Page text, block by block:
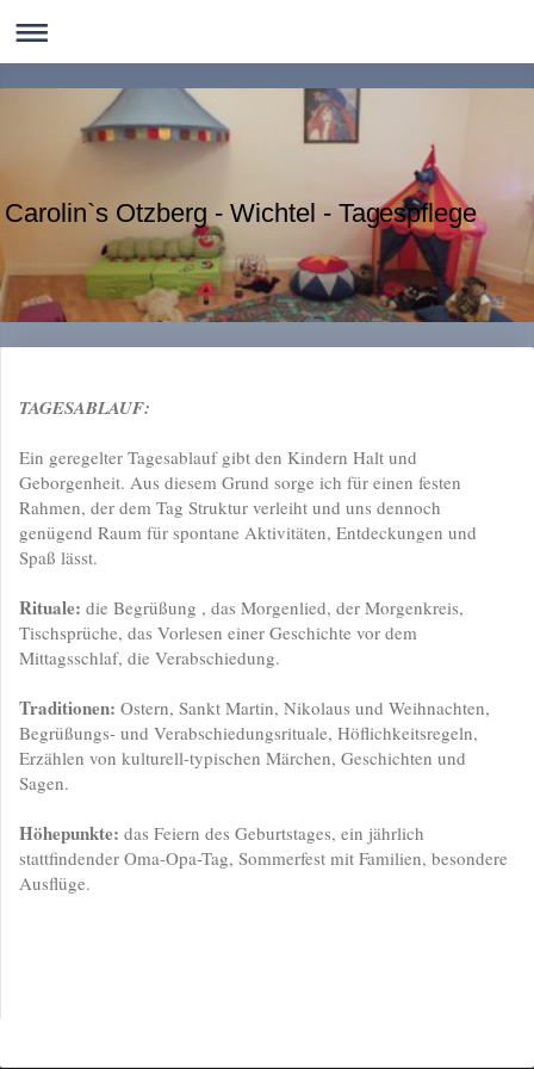
Carolin`s Otzberg - Wichtel - Tagespflege
TAGESABLAUF:
Ein geregelter Tagesablauf gibt den Kindern Halt und
Geborgenheit. Aus diesem Grund sorge ich für einen festen
Rahmen, der dem Tag Struktur verleiht und uns dennoch
genügend Raum für spontane Aktivitäten, Entdeckungen und
Spaß lässt.
Rituale: die Begrüßung , das Morgenlied, der Morgenkreis,
Tischsprüche, das Vorlesen einer Geschichte vor dem
Mittagsschlaf, die Verabschiedung.
Traditionen: Ostern, Sankt Martin, Nikolaus und Weihnachten,
Begrüßungs- und Verabschiedungsrituale, Höflichkeitsregeln,
Erzählen von kulturell-typischen Märchen, Geschichten und
Sagen.
Höhepunkte: das Feiern des Geburtstages, ein jährlich
stattfindender Oma-Opa-Tag, Sommerfest mit Familien, besondere
Ausflüge.